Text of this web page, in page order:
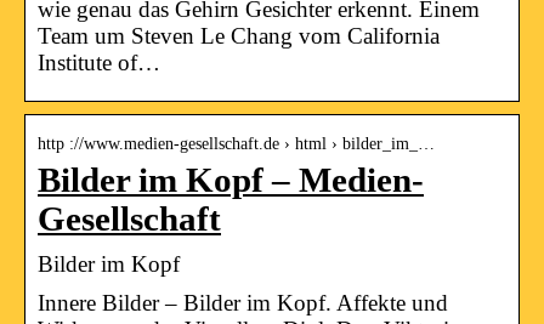
wie genau das Gehirn Gesichter erkennt. Einem
Team um Steven Le Chang vom California
Institute of…
http ://www.medien-gesellschaft.de › html › bilder_im_…
Bilder im Kopf – Medien-
Gesellschaft
Bilder im Kopf
Innere Bilder – Bilder im Kopf. Affekte und